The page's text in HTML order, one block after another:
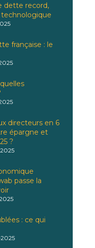
dette record,
française : le
directeurs en 6
épargne et
?
passe la
: ce qui